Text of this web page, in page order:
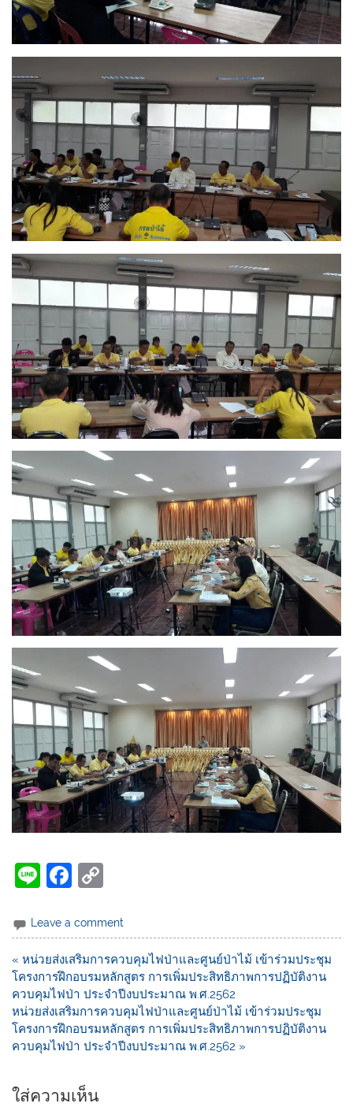
Li
e
F
c
e
b
o
o
k
p
y
Li
n
k
Leave a comment
« หน่วยส่งเสริมการควบคุมไฟป่าและศูนย์ป่าไม้ เข้าร่วมประชุม
โครงการฝึกอบรมหลักสูตร การเพิ่มประสิทธิภาพการปฏิบัติงาน
ควบคุมไฟป่า ประจำปีงบประมาณ พ.ศ.2562
หน่วยส่งเสริมการควบคุมไฟป่าและศูนย์ป่าไม้ เข้าร่วมประชุม
โครงการฝึกอบรมหลักสูตร การเพิ่มประสิทธิภาพการปฏิบัติงาน
ควบคุมไฟป่า ประจำปีงบประมาณ พ.ศ.2562 »
ใส่ความเห็น